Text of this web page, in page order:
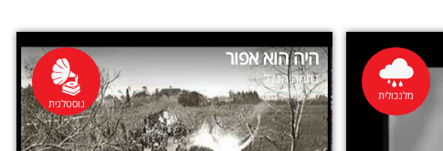
מלנכולית
היה הוא אפור
נחמה הנדל
נוסטלגית